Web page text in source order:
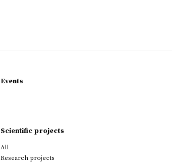
Events
Scientific projects
All
Research projects